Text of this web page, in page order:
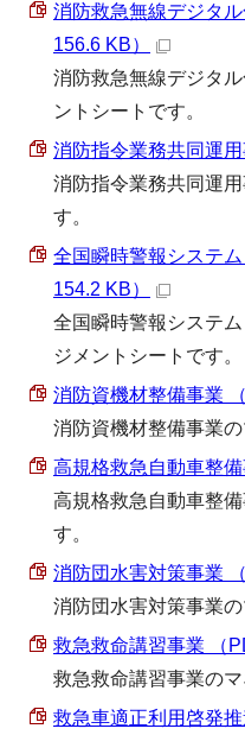
消防救急無線デジタ
156.6 KB）
消防救急無線デジタ
ントシートです。
消防指令業務共同運
消防指令業務共同運
す。
全国瞬時警報システ
154.2 KB）
全国瞬時警報システ
ジメントシートです。
消防資機材整備事業
消防資機材整備事業
高規格救急自動車整
高規格救急自動車整
す。
消防団水害対策事業
消防団水害対策事業
救急救命講習事業 （
救急救命講習事業の
救急車適正利用啓発